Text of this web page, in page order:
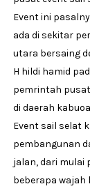
Event ini
ada di sekitar
utara bersaing
H hildi hamid
pemrintah
di daerah
Event sail selat
pembangunan
jalan, dari mulai
beberapa wajah